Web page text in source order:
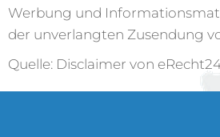
Werbung und
der unverlangten Zusendung
Quelle: Disclaimer von